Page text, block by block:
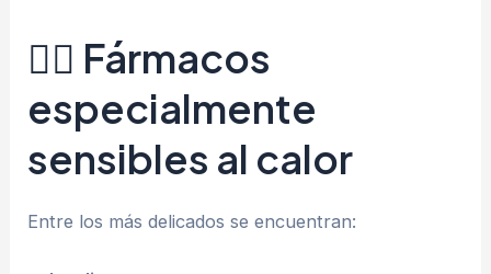
🧑‍⚕️ Fármacos
especialmente
sensibles al calor
Entre los más delicados se encuentran: